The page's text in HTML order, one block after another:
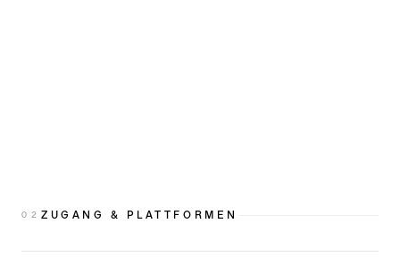
0 2 ZUGANG & PLATTFORMEN